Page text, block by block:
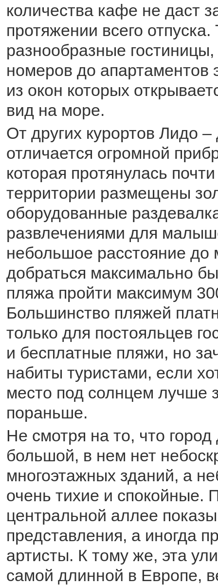
количества кафе не даст
протяжении всего
разнообразные
номеров до апартаментов
из окон которых
вид на море.
От других курортов Лидо
отличается огромной
которая протянулась
территории размещены
оборудованные
развлечениями для
небольшое расстояние до
добраться максимально
пляжа пройти максимум
Большинство пляжей
только для постояльцев
и бесплатные пляжи, но
набиты туристами, если
место под солнцем лучше
пораньше.
Не смотря на то, что город
большой, в нем нет
многоэтажных зданий, а
очень тихие и спокойные.
центральной аллее
представления, а иногда
артисты. К тому же, эта
самой длинной в Европе,